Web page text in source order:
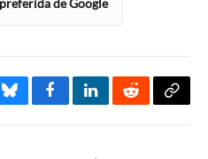
de Google
BlueskyFacebookLinkedInReddit